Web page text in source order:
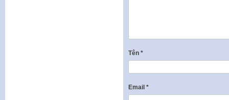
Tên *
Email *